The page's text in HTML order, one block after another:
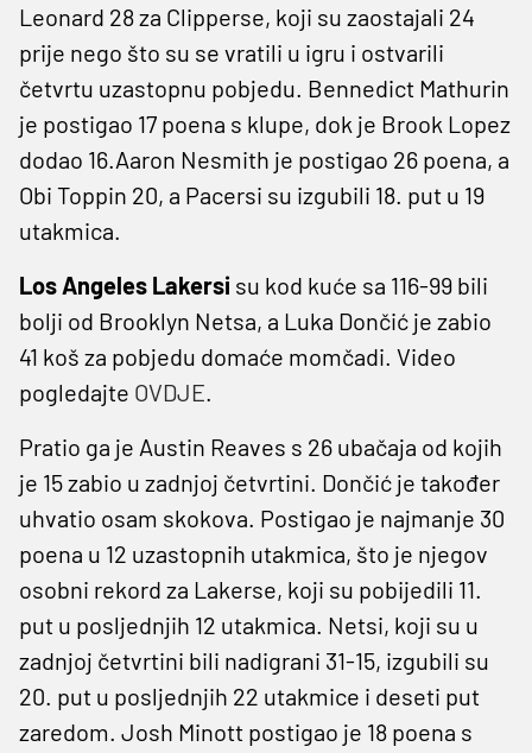
Leonard 28 za Clipperse, koji su zaostajali 24
prije nego što su se vratili u igru ​​i ostvarili
četvrtu uzastopnu pobjedu. Bennedict Mathurin
je postigao 17 poena s klupe, dok je Brook Lopez
dodao 16.Aaron Nesmith je postigao 26 poena, a
Obi Toppin 20, a Pacersi su izgubili 18. put u 19
utakmica.
Los Angeles Lakersi su kod kuće sa 116-99 bili
bolji od Brooklyn Netsa, a Luka Dončić je zabio
41 koš za pobjedu domaće momčadi. Video
pogledajte OVDJE.
Pratio ga je Austin Reaves s 26 ubačaja od kojih
je 15 zabio u zadnjoj četvrtini. Dončić je također
uhvatio osam skokova. Postigao je najmanje 30
poena u 12 uzastopnih utakmica, što je njegov
osobni rekord za Lakerse, koji su pobijedili 11.
put u posljednjih 12 utakmica. Netsi, koji su u
zadnjoj četvrtini bili nadigrani 31-15, izgubili su
20. put u posljednjih 22 utakmice i deseti put
zaredom. Josh Minott postigao je 18 poena s